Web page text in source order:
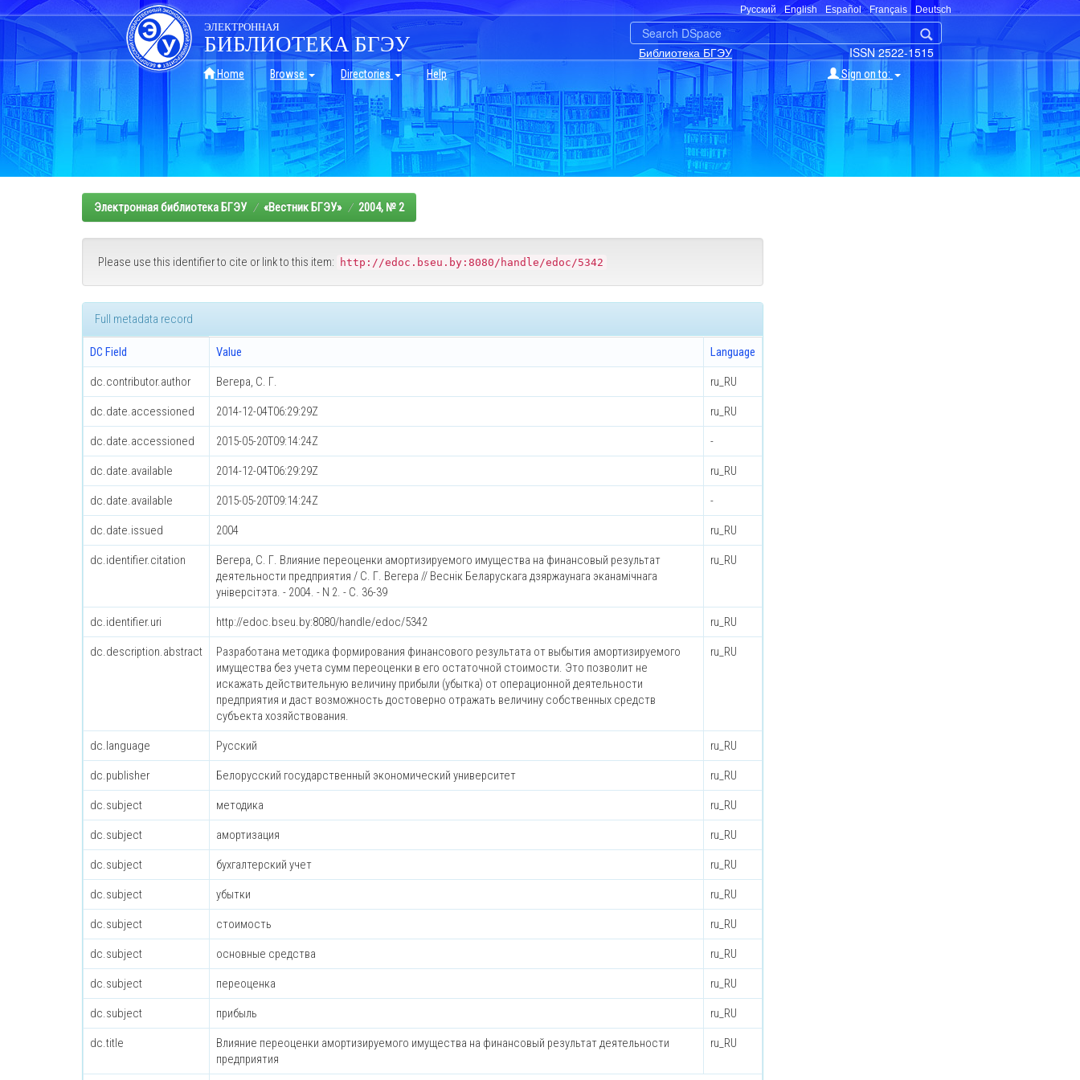
Skip
navigation
Русский English Español Français Deutsch
ISSN 2522-1515
Библиотека БГЭУ
ЭЛЕКТРОННАЯ
БИБЛИОТЕКА БГЭУ
Home Browse Directories Help Sign on to:
Электронная библиотека БГЭУ «Вестник БГЭУ» 2004, № 2
Please use this identifier to cite or link to this item: http://edoc.bseu.by:8080/handle/edoc/5342
Full metadata record
DC Field Value Language
dc.contributor.author Вегера, С. Г. ru_RU
dc.date.accessioned 2014-12-04T06:29:29Z ru_RU
dc.date.accessioned 2015-05-20T09:14:24Z -
dc.date.available 2014-12-04T06:29:29Z ru_RU
dc.date.available 2015-05-20T09:14:24Z -
dc.date.issued 2004 ru_RU
dc.identifier.citation
Вегера, С. Г. Влияние переоценки амортизируемого имущества на финансовый результат
деятельности предприятия / С. Г. Вегера // Веснiк Беларускага дзяржаунага эканамiчнага
унiверсiтэта. - 2004. - N 2. - С. 36-39
ru_RU
dc.identifier.uri http://edoc.bseu.by:8080/handle/edoc/5342 ru_RU
dc.description.abstract
Разработана методика формирования финансового результата от выбытия амортизируемого
имущества без учета сумм переоценки в его остаточной стоимости. Это позволит не
искажать действительную величину прибыли (убытка) от операционной деятельности
предприятия и даст возможность достоверно отражать величину собственных средств
субъекта хозяйствования.
ru_RU
dc.language Русский ru_RU
dc.publisher Белорусский государственный экономический университет ru_RU
dc.subject методика ru_RU
dc.subject амортизация ru_RU
dc.subject бухгалтерский учет ru_RU
dc.subject убытки ru_RU
dc.subject стоимость ru_RU
dc.subject основные средства ru_RU
dc.subject переоценка ru_RU
dc.subject прибыль ru_RU
dc.title
Влияние переоценки амортизируемого имущества на финансовый результат деятельности
предприятия
ru_RU